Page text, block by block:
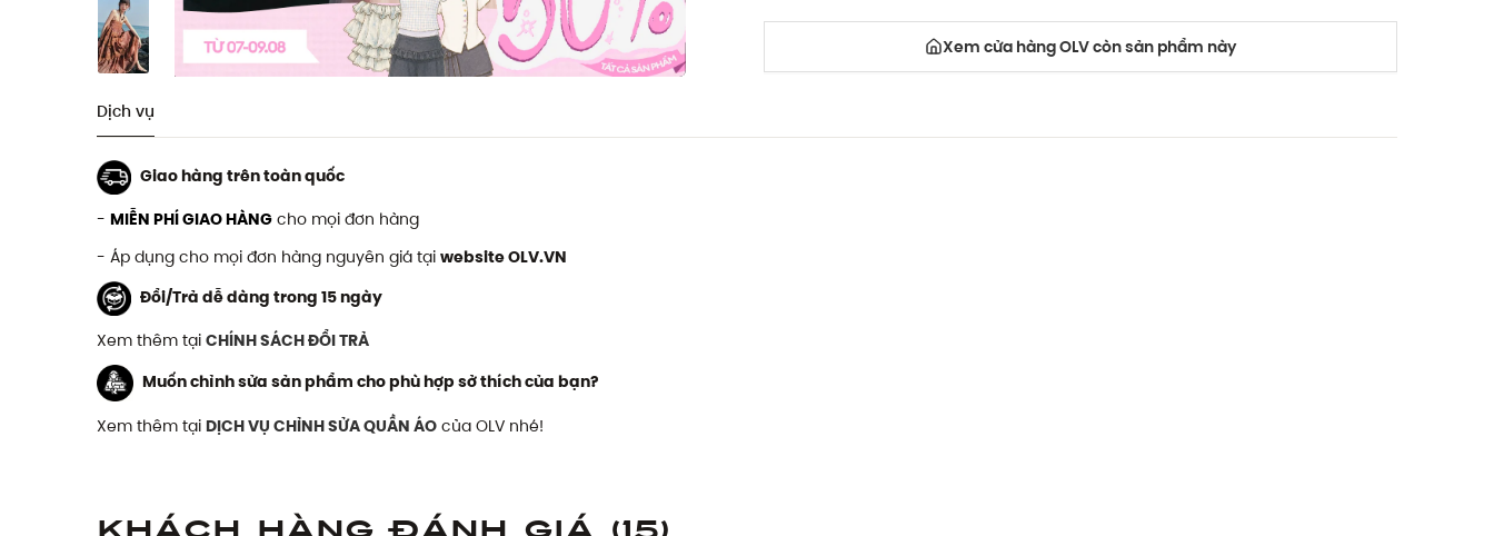
Xem cửa hàng OLV còn sản phẩm này
Dịch vụ
Giao hàng trên toàn quốc
- MIỄN PHÍ GIAO HÀNG cho mọi đơn hàng
- Áp dụng cho mọi đơn hàng nguyên giá tại website OLV.VN
Đổi/Trả dễ dàng trong 15 ngày
Xem thêm tại CHÍNH SÁCH ĐỔI TRẢ
Muốn chỉnh sửa sản phẩm cho phù hợp sở thích của bạn?
Xem thêm tại DỊCH VỤ CHỈNH SỬA QUẦN ÁO của OLV nhé!
Khách hàng đánh giá (15)